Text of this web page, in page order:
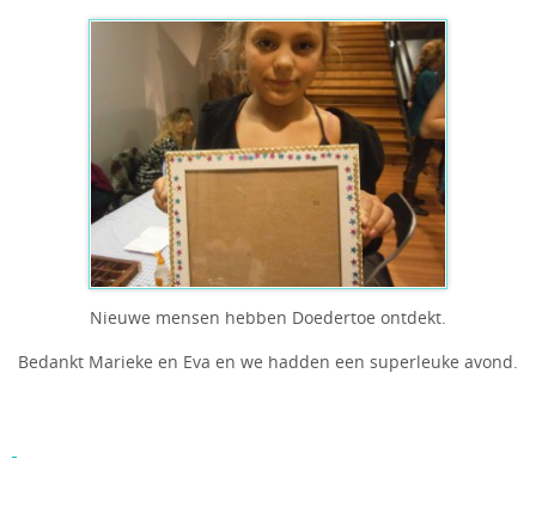
Nieuwe mensen hebben Doedertoe ontdekt.
Bedankt Marieke en Eva en we hadden een superleuke avond.